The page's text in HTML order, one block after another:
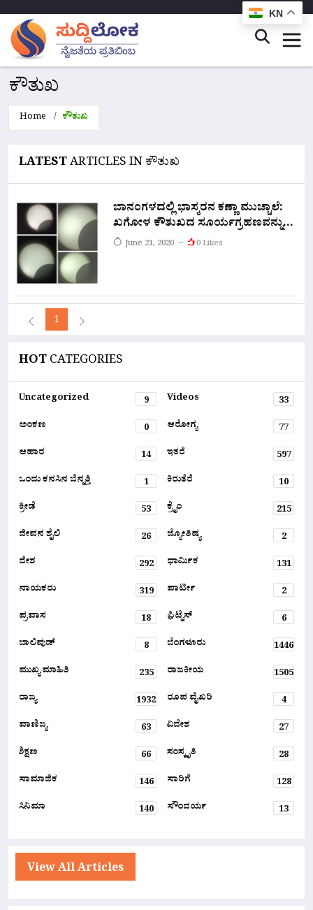
ಕೌತುಖ
Home ಕೌತುಖ
LATESTARTICLES IN ಕೌತುಖ
ಬಾನಂಗಳದಲ್ಲಿ ಭಾಸ್ಕರನ ಕಣ್ಣಾ ಮುಚ್ಚಾಲೆ:
ಖಗೋಳ ಕೌತುಖದ ಸೂರ್ಯಗ್ರಹಣವನ್ನು
ಕಣ್ತುಂಬಿಕೊಂಡ ಸಿಲಿಕಾನ್ ಸಿಟಿ ಜನ
June 21, 2020 0 Likes
1
HOTCATEGORIES
Uncategorized 9 Videos
33
ಅಂಕಣ
0 ಆರೋಗ್ಯ
77
ಆಹಾರ
14 ಇತರೆ
597
ಒಂದು ಕನಸಿನ ಬೆನ್ನತ್ತಿ
1 ಕಿರುತೆರೆ
10
ಕ್ರೀಡೆ
53 ಕ್ರೈಂ
215
ಜೀವನ ಶೈಲಿ
26 ಜ್ಯೋತಿಷ್ಯ
2
ದೇಶ
292 ಧಾರ್ಮಿಕ
131
ನಾಯಕರು
319 ಪಾರ್ಟೀ
2
ಪ್ರವಾಸ
18 ಫ಼ಿಟ್ನೆಸ್
6
ಬಾಲಿವುಡ್
8 ಬೆಂಗಳೂರು
1446
ಮುಖ್ಯ ಮಾಹಿತಿ
235 ರಾಜಕೀಯ
1505
ರಾಜ್ಯ
1932 ರೂಪ ವೈಖರಿ
4
ವಾಣಿಜ್ಯ
63 ವಿದೇಶ
27
ಶಿಕ್ಷಣ
66 ಸಂಸ್ಕೃತಿ
28
ಸಾಮಾಜಿಕ
146 ಸಾರಿಗೆ
128
ಸಿನಿಮಾ
140 ಸೌಂದರ್ಯ 13
View All Articles
KN